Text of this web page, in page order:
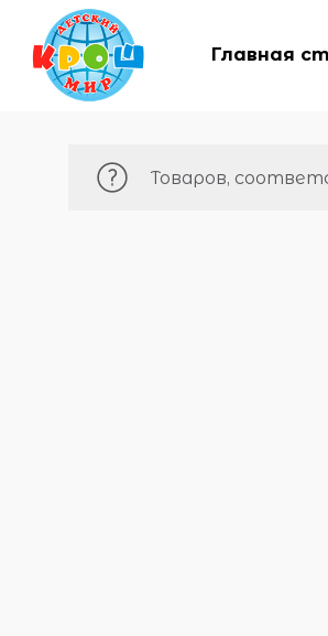
Главная
Товаров,